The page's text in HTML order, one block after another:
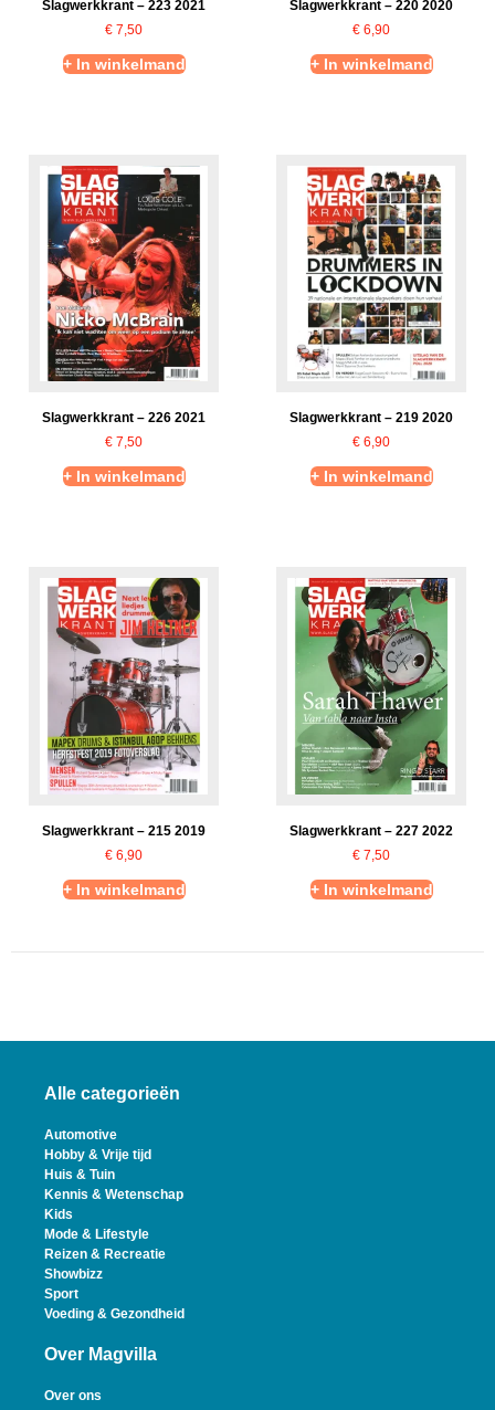
Slagwerkkrant – 223 2021
€ 7,50
+ In winkelmand
Slagwerkkrant – 220 2020
€ 6,90
+ In winkelmand
Slagwerkkrant – 226 2021
€ 7,50
+ In winkelmand
Slagwerkkrant – 219 2020
€ 6,90
+ In winkelmand
Slagwerkkrant – 215 2019
€ 6,90
+ In winkelmand
Slagwerkkrant – 227 2022
€ 7,50
+ In winkelmand
Alle categorieën
Automotive
Hobby & Vrije tijd
Huis & Tuin
Kennis & Wetenschap
Kids
Mode & Lifestyle
Reizen & Recreatie
Showbizz
Sport
Voeding & Gezondheid
Over Magvilla
Over ons